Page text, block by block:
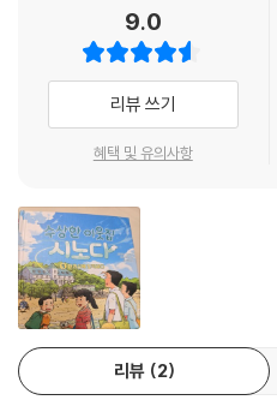
어려움은 피한다고 해결되지 않는다.
이와 가족들은 일상 속에서 자연스럽
와도 괜찮다. 재앙을 뛰어넘는 것도
여기가 인간이 아닌 것들이 모이는 섬
풀럭이는 꼬리보다 궁금하고 신비로
시노다네는 비행기를 타고 제대로 가
려 들어가서 이상한 세계로 간 건 진짜
이 여행을 떠나는 시노다네는 설렘과
를 떠나는 분위기를 선사한다. 이들이
와이가 생각 나는 아름답고 청량한 섬
9.0
리뷰 쓰기
혜택 및 유의사항
리뷰 2